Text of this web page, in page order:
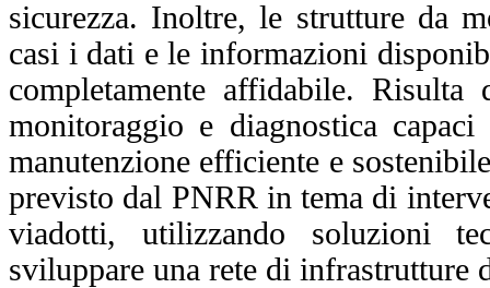
sicurezza. Inoltre, le strutture da
casi i dati e le informazioni
completamente affidabile. Risulta
monitoraggio e diagnostica
manutenzione efficiente e
previsto dal PNRR in tema di
viadotti, utilizzando soluzioni
sviluppare una rete di infrastrutture